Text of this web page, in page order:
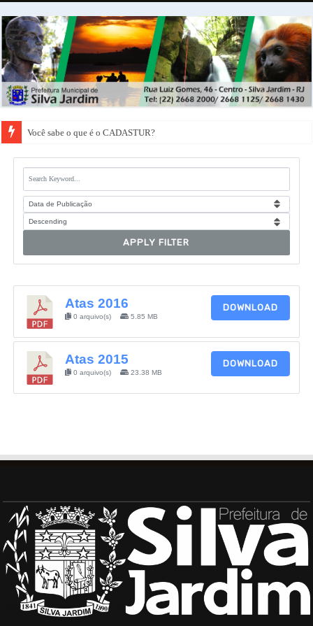
Você sabe o que é o CADASTUR?
APPLY FILTER
Atas 2016
0 arquivo(s) 5.85 MB
DOWNLOAD
Atas 2015
0 arquivo(s) 23.38 MB
DOWNLOAD